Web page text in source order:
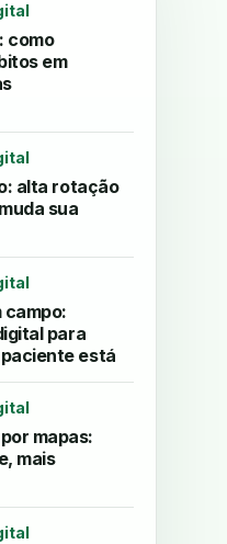
como
em
alta rotação
sua
campo:
para
está
mapas:
mais